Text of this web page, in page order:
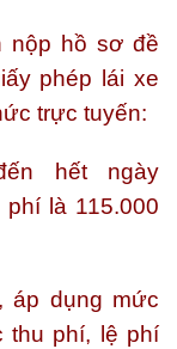
nộp hồ sơ đề
phép lái xe
trực tuyến:
hết ngày
là 115.000
áp dụng mức
thu phí, lệ phí